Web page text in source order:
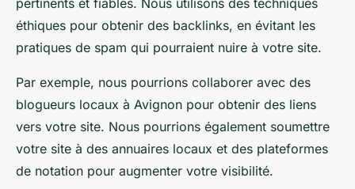
pertinents et fiables. Nous utilisons des techniques
éthiques pour obtenir des backlinks, en évitant les
pratiques de spam qui pourraient nuire à votre site.
Par exemple, nous pourrions collaborer avec des
blogueurs locaux à Avignon pour obtenir des liens
vers votre site. Nous pourrions également soumettre
votre site à des annuaires locaux et des plateformes
de notation pour augmenter votre visibilité.